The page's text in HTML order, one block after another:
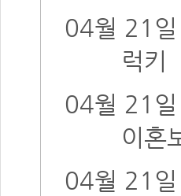
04월 21일
럭키
04월 21일
이혼
04월 21일